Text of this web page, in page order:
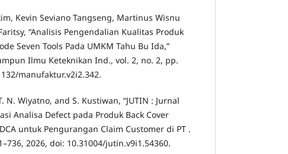
Kevin Seviano Tangseng, Martinus Wisnu
“Analisis Pengendalian Kualitas Produk
Seven Tools Pada UMKM Tahu Bu Ida,”
Ilmu Keteknikan Ind., vol. 2, no. 2, pp.
manufaktur.v2i2.342.
N. Wiyatno, and S. Kustiwan, “JUTIN : Jurnal
Analisa Defect pada Produk Back Cover
untuk Pengurangan Claim Customer di PT .
2026, doi: 10.31004/jutin.v9i1.54360.